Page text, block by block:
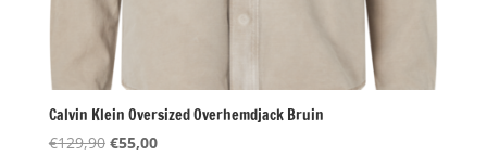
Calvin Klein Oversized Overhemdjack Bruin
€129,90 Oorspronkelijke
€55,00Huidige